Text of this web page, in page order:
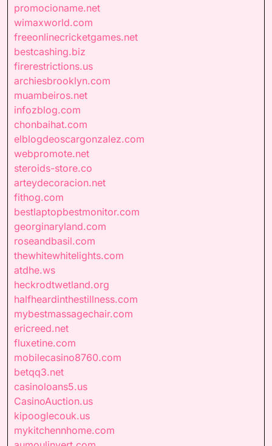
promocioname.net
wimaxworld.com
freeonlinecricketgames.net
bestcashing.biz
firerestrictions.us
archiesbrooklyn.com
muambeiros.net
infozblog.com
chonbaihat.com
elblogdeoscargonzalez.com
webpromote.net
steroids-store.co
arteydecoracion.net
fithog.com
bestlaptopbestmonitor.com
georginaryland.com
roseandbasil.com
thewhitewhitelights.com
atdhe.ws
heckrodtwetland.org
halfheardinthestillness.com
mybestmassagechair.com
ericreed.net
fluxetine.com
mobilecasino8760.com
betqq3.net
casinoloans5.us
CasinoAuction.us
kipooglecouk.us
mykitchennhome.com